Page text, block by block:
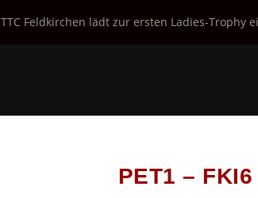
TTC Feldkirchen lädt zur ersten Ladies-Trophy
PET1 –